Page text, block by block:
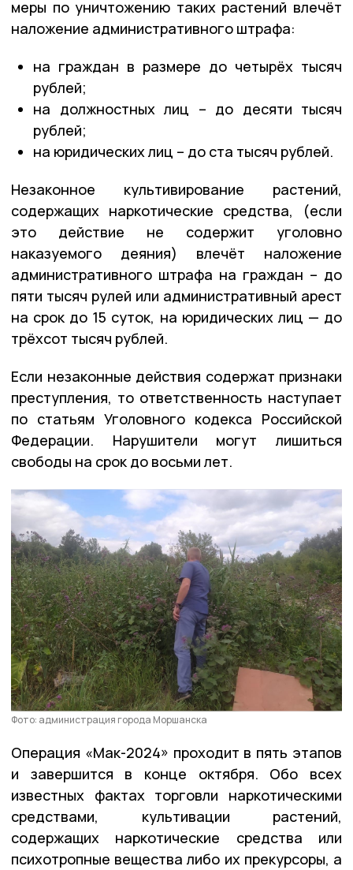
меры по уничтожению таких растений влечёт
наложение административного штрафа:
на граждан в размере до четырёх тысяч
рублей;
на должностных лиц – до десяти тысяч
рублей;
на юридических лиц – до ста тысяч рублей.
Незаконное культивирование растений,
содержащих наркотические средства, (если
это действие не содержит уголовно
наказуемого деяния) влечёт наложение
административного штрафа на граждан – до
пяти тысяч рулей или административный арест
на срок до 15 суток, на юридических лиц — до
трёхсот тысяч рублей.
Если незаконные действия содержат признаки
преступления, то ответственность наступает
по статьям Уголовного кодекса Российской
Федерации. Нарушители могут лишиться
свободы на срок до восьми лет.
Фото: администрация города Моршанска
Операция «Мак-2024» проходит в пять этапов
и завершится в конце октября. Обо всех
известных фактах торговли наркотическими
средствами, культивации растений,
содержащих наркотические средства или
психотропные вещества либо их прекурсоры, а